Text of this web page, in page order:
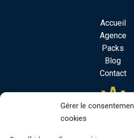
Gérer le
cookies
Accueil
Agence
Packs
Blog
Contact